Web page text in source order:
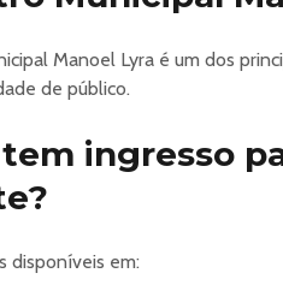
do stand-up nacional.
dos fãs, o sucesso Banca de
ingresso e prepare-se para rir
Manoel Lyra é um dos
de público.
ingresso
disponíveis em: